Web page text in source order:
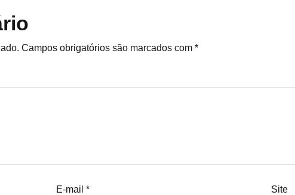
Campos obrigatórios são marcados com *
E-mail* Site